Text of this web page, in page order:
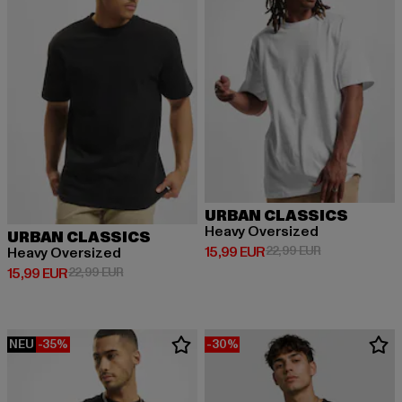
URBAN CLASSICS
Heavy Oversized
15,99 EUR
Derzeitiger Preis: 15,99 EUR
22,99 EURAktionspreis: 22,99 EUR
URBAN CLASSICS
Heavy Oversized
15,99 EUR
Derzeitiger Preis: 15,99 EUR
22,99 EURAktionspreis:
NEU -35% -30%